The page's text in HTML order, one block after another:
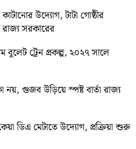
কাটানোর উদ্যোগ, টাটা গোষ্ঠীর
রাজ্য সরকারের
বুলেট ট্রেন প্রকল্প, ২০২৭ সালে
গুজব উড়িয়ে স্পষ্ট বার্তা রাজ্য
ডিএ মেটাতে উদ্যোগ, প্রক্রিয়া শুরু